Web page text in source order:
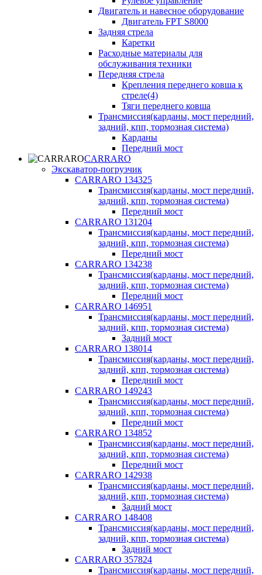
Двигатель и навесное оборудование
Двигатель FPT S8000
Задняя стрела
Каретки
Расходные материалы для
обслуживания техники
Передняя стрела
Крепления переднего ковша к
стреле(4)
Тяги переднего ковша
Трансмиссия(карданы, мост передний,
задний, кпп, тормозная система)
Карданы
Передний мост
CARRARO
Экскаватор-погрузчик
CARRARO 134325
Трансмиссия(карданы, мост передний,
задний, кпп, тормозная система)
Передний мост
CARRARO 131204
Трансмиссия(карданы, мост передний,
задний, кпп, тормозная система)
Передний мост
CARRARO 134238
Трансмиссия(карданы, мост передний,
задний, кпп, тормозная система)
Передний мост
CARRARO 146951
Трансмиссия(карданы, мост передний,
задний, кпп, тормозная система)
Задний мост
CARRARO 138014
Трансмиссия(карданы, мост передний,
задний, кпп, тормозная система)
Передний мост
CARRARO 149243
Трансмиссия(карданы, мост передний,
задний, кпп, тормозная система)
Передний мост
CARRARO 134852
Трансмиссия(карданы, мост передний,
задний, кпп, тормозная система)
Передний мост
CARRARO 142938
Трансмиссия(карданы, мост передний,
задний, кпп, тормозная система)
Задний мост
CARRARO 148408
Трансмиссия(карданы, мост передний,
задний, кпп, тормозная система)
Задний мост
CARRARO 357824
Трансмиссия(карданы, мост передний,